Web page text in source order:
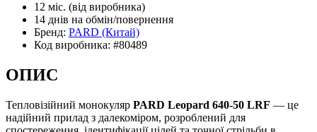
12 міс. (від виробника)
14 днів на обмін/повернення
Бренд: PARD (Китай)
Код виробника: #80489
ОПИС
Тепловізійний монокуляр PARD Leopard 640-50 LRF — це
надійний прилад з далекоміром, розроблений для